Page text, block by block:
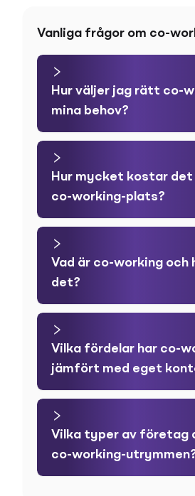
Vanliga frågor om co-
Hur väljer jag rätt co-
mina behov?
Hur mycket kostar
co-working-plats?
Vad är co-working och
det?
Vilka fördelar har co-
jämfört med eget
Vilka typer av företag
co-working-